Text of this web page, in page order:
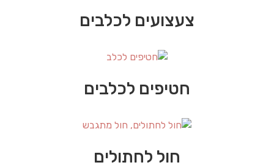
צעצועים לכלבים
חטיפים לכלבים
חול לחתולים